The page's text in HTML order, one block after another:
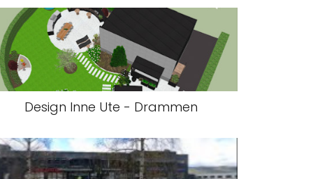
Design Inne Ute - Drammen